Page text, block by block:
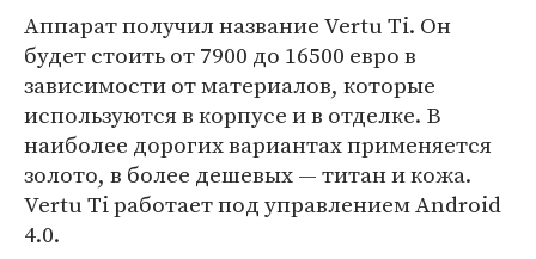
Аппарат получил название Vertu Ti. Он
будет стоить от 7900 до 16500 евро в
зависимости от материалов, которые
используются в корпусе и в отделке. В
наиболее дорогих вариантах применяется
золото, в более дешевых — титан и кожа.
Vertu Ti работает под управлением Android
4.0.